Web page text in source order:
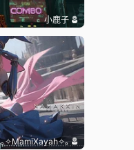
小鹿子
｡✧MamiXayah✧｡